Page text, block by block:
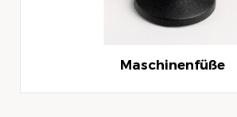
Maschinenfüße